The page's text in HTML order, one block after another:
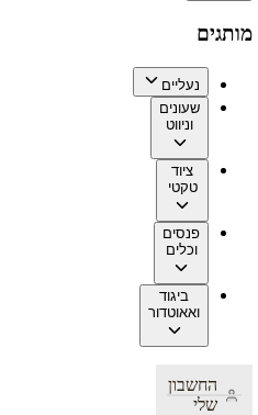
מותגים
נעליים
שעונים
וניווט
ציוד
טקטי
פנסים
וכלים
ביגוד
ואאוטדור
החשבון
שלי